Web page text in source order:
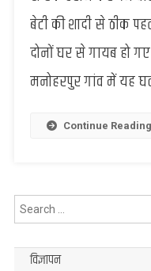
संग
सास
के
नैना
हुआ
से
हुए
बेटी की शादी से ठीक
दोनों घर से गायब हो
मनोहरपुर गांव में यह
Continue Reading
विज्ञापन